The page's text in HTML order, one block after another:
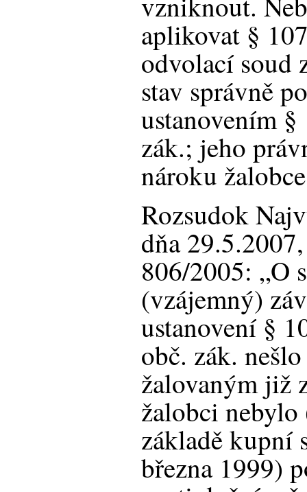
aplikovat §
odvolací soud
stav správně
ustanovením
zák.; jeho
nároku
Rozsudok
dňa
806/2005: „O
(vzájemný)
ustanovení §
obč. zák.
žalovaným již
žalobci nebylo
základě kupní
března 1999)